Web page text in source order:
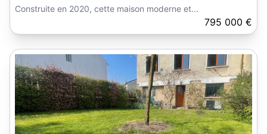
Construite en 2020, cette maison moderne et...
795 000 €